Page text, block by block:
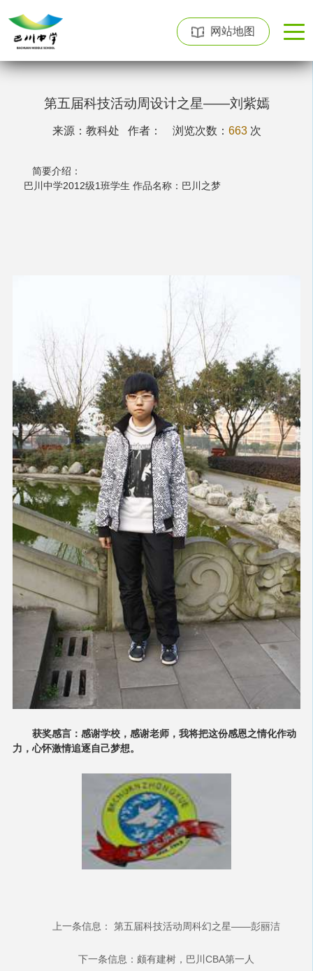
网站地图
第五届科技活动周设计之星——刘紫嫣
来源：教科处 作者： 浏览次数： 663 次
简要介绍：
巴川中学2012级1班学生 作品名称：巴川之梦
获奖感言： 感谢学校，感谢老师，我将把这份感恩之情化作动
力，心怀激情追逐自己梦想。
上一条信息： 第五届科技活动周科幻之星——彭丽洁
下一条信息： 颇有建树，巴川CBA第一人